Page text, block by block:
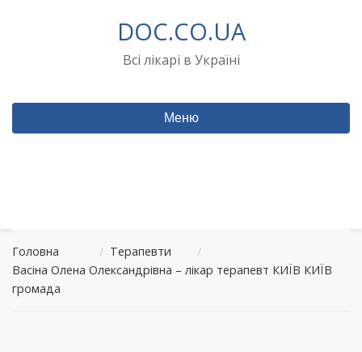
DOC.CO.UA
Всі лікарі в Україні
Меню
Головна / Терапевти
/
Васіна Олена Олександрівна – лікар терапевт КИЇВ КИЇВ
громада